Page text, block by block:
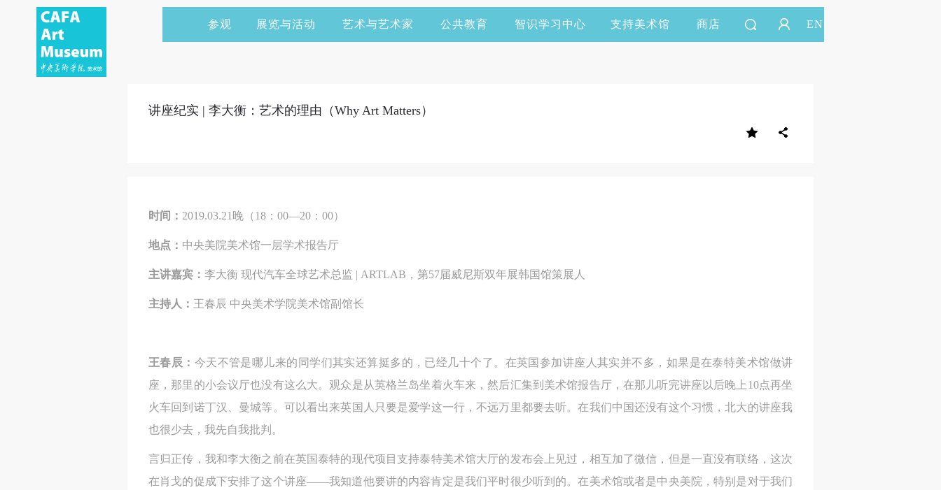
参观 展览与活动 艺术与艺术家 公共教育 智识学习中心 支持美术馆 商店 EN
举办活动
讲座纪实 | 李大衡：艺术的理由（Why Art Matters）
时间： 2019.03.21晚（18：00—20：00）
地点： 中央美院美术馆一层学术报告厅
主讲嘉宾： 李大衡 现代汽车全球艺术总监 | ARTLAB，第57届威尼斯双年展韩国馆策展人
主持人： 王春辰 中央美术学院美术馆副馆长
王春辰： 今天不管是哪儿来的同学们其实还算挺多的，已经几十个了。在英国参加讲座人其实并不多，如果是在泰特美术馆做讲
座，那里的小会议厅也没有这么大。观众是从英格兰岛坐着火车来，然后汇集到美术馆报告厅，在那儿听完讲座以后晚上10点再坐
火车回到诺丁汉、曼城等。可以看出来英国人只要是爱学这一行，不远万里都要去听。在我们中国还没有这个习惯，北大的讲座我
也很少去，我先自我批判。
言归正传，我和李大衡之前在英国泰特的现代项目支持泰特美术馆大厅的发布会上见过，相互加了微信，但是一直没有联络，这次
在肖戈的促成下安排了这个讲座——我知道他要讲的内容肯定是我们平时很少听到的。在美术馆或者是中央美院，特别是对于我们